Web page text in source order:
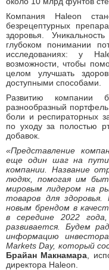
Компания Haleon
безрецептурных
здоровья.
глубоком понимании
исследованиях: у
возможности, чтобы
целом улучшать
доступными способами.
Развитию компании
разнообразный
боли и респираторных
по уходу за полостью
добавок.
«Представление
еще один шаг на пути
компании. Название
людях, помогая им
мировым лидером на
товаров для
новым брендом в
в середине 2022
развивается. Будем
информацию
Markets Day, который
Брайан Макнамара ,
директора Haleon.